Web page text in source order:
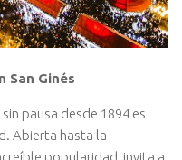
San Ginés
pausa desde 1894 es
Abierta hasta la
popularidad, invita a